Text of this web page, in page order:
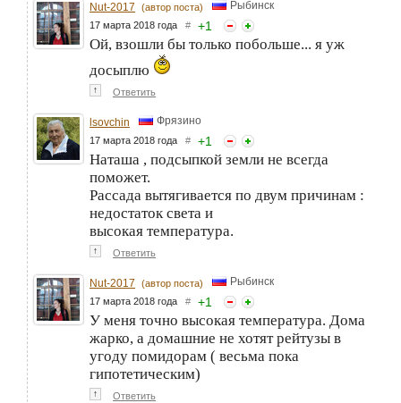
Nut-2017 (автор поста) Рыбинск
17 марта 2018 года # +1
Ой, взошли бы только побольше... я уж
досыплю
↑ Ответить
lsovchin Фрязино
17 марта 2018 года # +1
Наташа , подсыпкой земли не всегда
поможет.
Рассада вытягивается по двум причинам :
недостаток света и
высокая температура.
↑ Ответить
Nut-2017 (автор поста) Рыбинск
17 марта 2018 года # +1
У меня точно высокая температура. Дома
жарко, а домашние не хотят рейтузы в
угоду помидорам ( весьма пока
гипотетическим)
↑ Ответить